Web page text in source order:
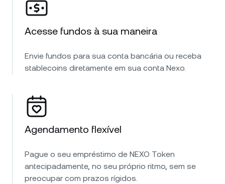
Acesse fundos à sua maneira
Envie fundos para sua conta bancária ou receba
stablecoins diretamente em sua conta Nexo.
Agendamento flexível
Pague o seu empréstimo de NEXO Token
antecipadamente, no seu próprio ritmo, sem se
preocupar com prazos rígidos.